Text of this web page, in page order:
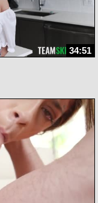
34:51